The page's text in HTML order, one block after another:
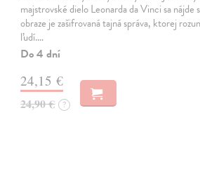
majstrovské dielo Leonarda da Vinci sa nájde
obraze je zašifrovaná tajná správa, ktorej
ľudí.…
Do 4 dní
24,15 €
24,90 € ?